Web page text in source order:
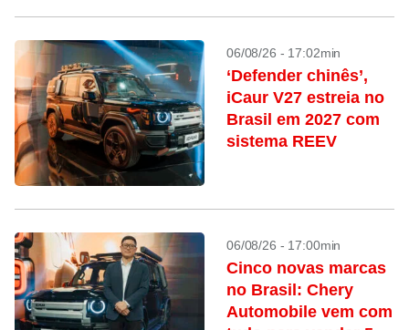
06/08/26 - 17:02min
‘Defender chinês’,
iCaur V27 estreia no
Brasil em 2027 com
sistema REEV
06/08/26 - 17:00min
Cinco novas marcas
no Brasil: Chery
Automobile vem com